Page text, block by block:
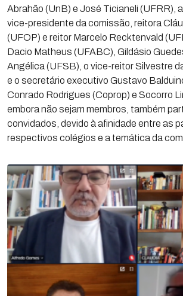
Abrahão (UnB) e José Ticianeli (UFRR),
vice-presidente da comissão, reitora
(UFOP) e reitor Marcelo Recktenvald
Dacio Matheus (UFABC), Gildásio
Angélica (UFSB), o vice-reitor Silvestre
e o secretário executivo Gustavo
Conrado Rodrigues (Coprop) e Socorro
embora não sejam membros, também
convidados, devido à afinidade entre as
respectivos colégios e a temática da